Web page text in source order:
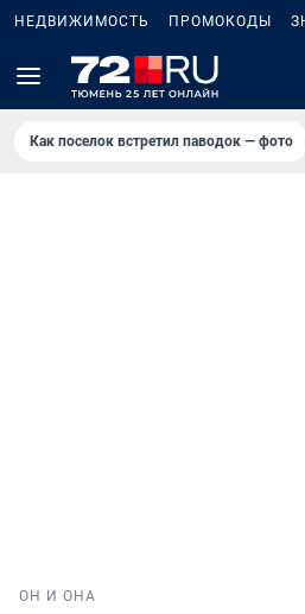
НЕДВИЖИМОСТЬ ПРОМОКОДЫ
Как поселок встретил паводок — фото
ОН И ОНА